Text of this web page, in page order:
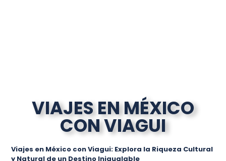
VIAJES EN MÉXICO
CON VIAGUI
Viajes en México con Viagui: Explora la Riqueza Cultural
y Natural de un Destino Inigualable